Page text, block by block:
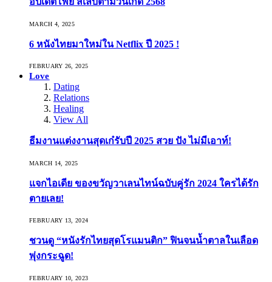
MARCH 4, 2025
6 หนังไทยมาใหม่ใน Netflix ปี 2025 !
FEBRUARY 26, 2025
Love
Dating
Relations
Healing
View All
ธีมงานแต่งงานสุดเก๋รับปี 2025 สวย ปัง ไม่มีเอาท์!
MARCH 14, 2025
แจกไอเดีย ของขวัญวาเลนไทน์ฉบับคู่รัก 2024 ใครได้รัก
ตายเลย!
FEBRUARY 13, 2024
ชวนดู “หนังรักไทยสุดโรแมนติก” ฟินจนน้ำตาลในเลือด
พุ่งกระฉูด!
FEBRUARY 10, 2023